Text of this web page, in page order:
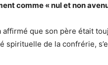
comme « nul et non
affirmé que son père était
spirituelle de la confrérie,